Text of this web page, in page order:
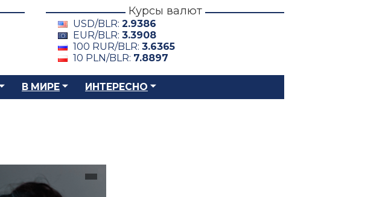
Курсы валют
USD/BLR: 2.9386
EUR/BLR: 3.3908
100 RUR/BLR: 3.6365
10 PLN/BLR: 7.8897
В МИРЕ ИНТЕРЕСНО